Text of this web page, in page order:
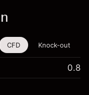
für das Traden
Verfügung.
CFD Knock-out
0.8